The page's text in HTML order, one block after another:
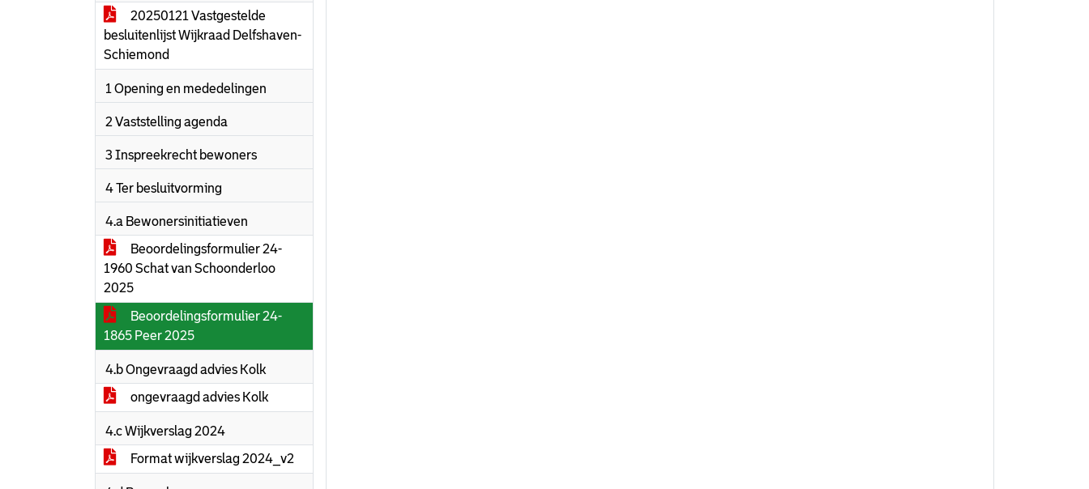
20250121 Vastgestelde
besluitenlijst Wijkraad Delfshaven-
Schiemond
1 Opening en mededelingen
2 Vaststelling agenda
3 Inspreekrecht bewoners
4 Ter besluitvorming
4.a Bewonersinitiatieven
Beoordelingsformulier 24-
1960 Schat van Schoonderloo
2025
Beoordelingsformulier 24-
1865 Peer 2025
4.b Ongevraagd advies Kolk
ongevraagd advies Kolk
4.c Wijkverslag 2024
Format wijkverslag 2024_v2